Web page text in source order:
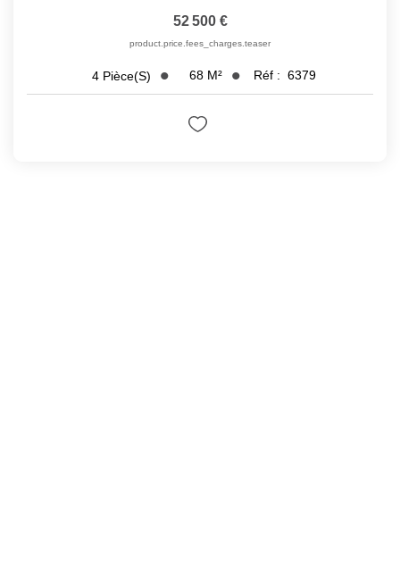
52 500 €
product.price.fees_charges.teaser
4 Pièce(s) 68 M² Réf : 6379